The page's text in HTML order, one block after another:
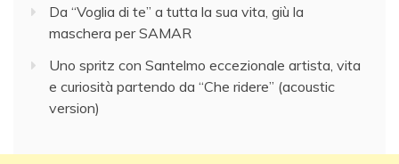
Da “Voglia di te” a tutta la sua vita, giù la
maschera per SAMAR
Uno spritz con Santelmo eccezionale artista, vita
e curiosità partendo da “Che ridere” (acoustic
version)